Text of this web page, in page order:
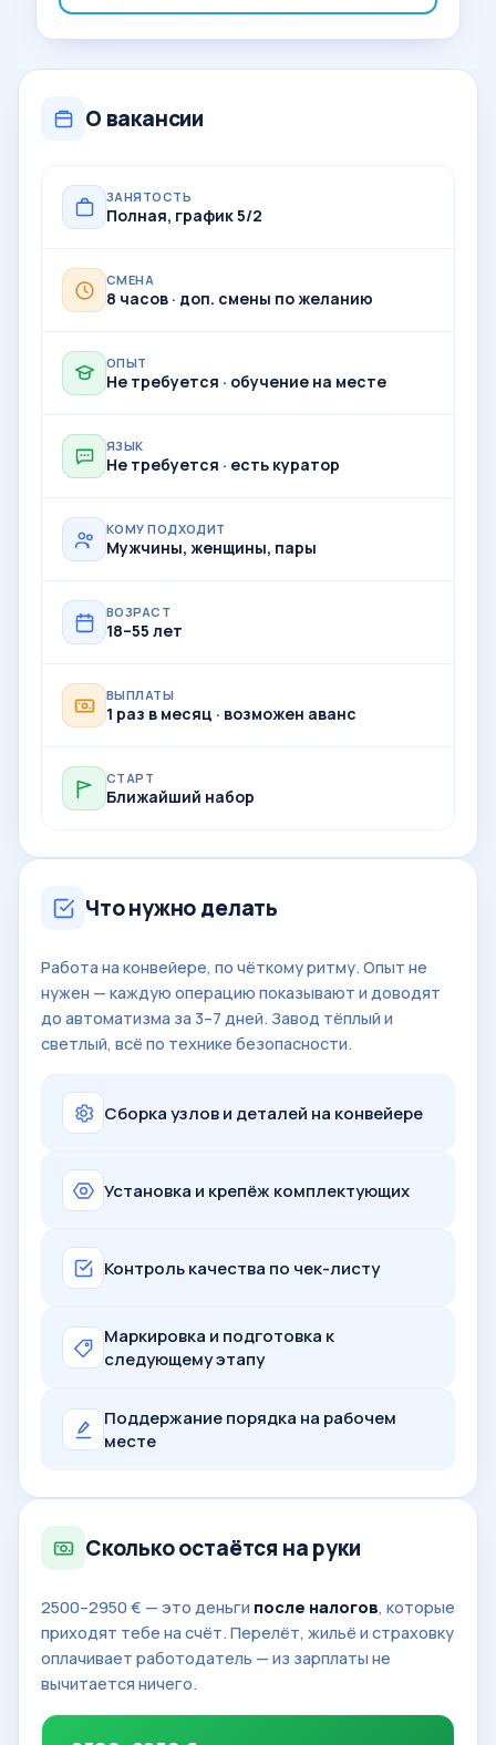
О вакансии
ЗАНЯТОСТЬ
Полная, график 5/2
СМЕНА
8 часов · доп. смены по желанию
ОПЫТ
Не требуется · обучение на месте
ЯЗЫК
Не требуется · есть куратор
КОМУ ПОДХОДИТ
Мужчины, женщины, пары
ВОЗРАСТ
18–55 лет
ВЫПЛАТЫ
1 раз в месяц · возможен аванс
СТАРТ
Ближайший набор
Что нужно делать
Работа на конвейере, по чёткому ритму. Опыт не
нужен — каждую операцию показывают и доводят
до автоматизма за 3–7 дней. Завод тёплый и
светлый, всё по технике безопасности.
Сборка узлов и деталей на конвейере
Установка и крепёж комплектующих
Контроль качества по чек-листу
Маркировка и подготовка к
следующему этапу
Поддержание порядка на рабочем
месте
Сколько остаётся на руки
2500–2950 € — это деньги после налогов, которые
приходят тебе на счёт. Перелёт, жильё и страховку
оплачивает работодатель — из зарплаты не
вычитается ничего.